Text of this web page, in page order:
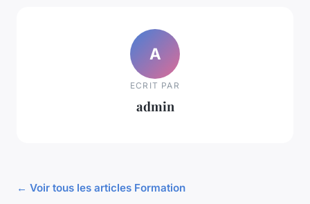
A
ECRIT PAR
admin
← Voir tous les articles Formation